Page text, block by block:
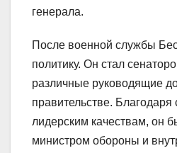
генерала.
После военной службы
политику. Он стал
различные руководящие
правительстве.
лидерским качествам, он
министром обороны и